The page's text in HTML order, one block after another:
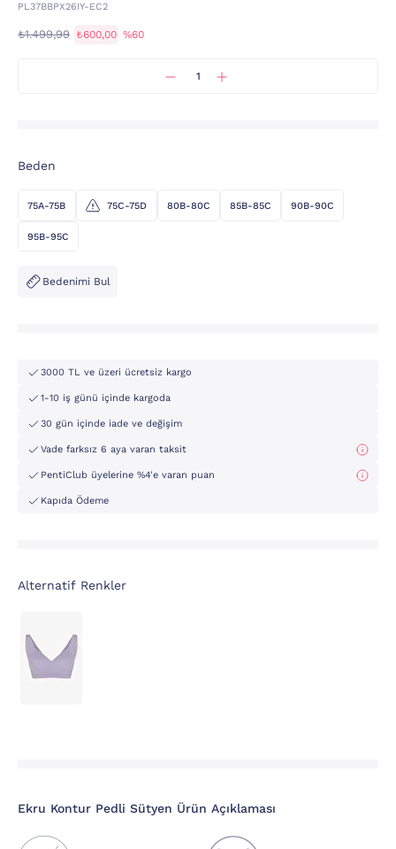
PL37BBPX26IY-EC2
₺1.499,99 ₺600,00 %60
Beden
75A-75B 75C-75D 80B-80C 85B-85C 90B-90C
95B-95C
Bedenimi Bul
3000 TL ve üzeri ücretsiz kargo
1-10 iş günü içinde kargoda
30 gün içinde iade ve değişim
Vade farksız 6 aya varan taksit
PentiClub üyelerine %4'e varan puan
Kapıda Ödeme
Alternatif Renkler
Ekru Kontur Pedli Sütyen Ürün Açıklaması